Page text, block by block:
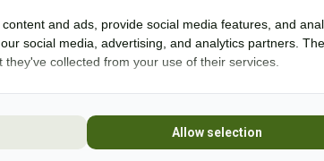
Ik ben het best
rij ik met
10 jaar ijzerloos
and ads, provide social media features, and
social media, advertising, and analytics partners.
collected from your use of their services.
Allow selection